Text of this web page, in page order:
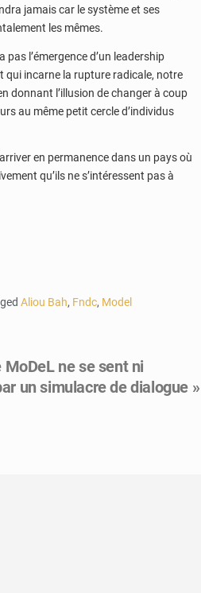
jamais car le système et ses
les mêmes.
pas l’émergence d’un leadership
qui incarne la rupture radicale, notre
donnant l’illusion de changer à coup
au même petit cercle d’individus
en permanence dans un pays où
qu’ils ne s’intéressent pas à
Aliou Bah, Fndc, Model
ne se sent ni
un simulacre de dialogue »